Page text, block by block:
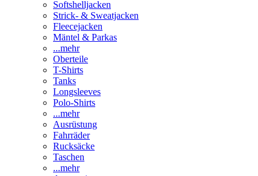
Softshelljacken
Strick- & Sweatjacken
Fleecejacken
Mäntel & Parkas
...mehr
Oberteile
T-Shirts
Tanks
Longsleeves
Polo-Shirts
...mehr
Ausrüstung
Fahrräder
Rucksäcke
Taschen
...mehr